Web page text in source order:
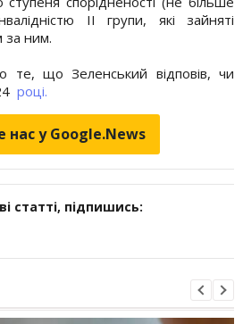
ІІ групи, які зайняті
за ним.
те, що Зеленський відповів, чи
році.
нас у Google.News
статті, підпишись: